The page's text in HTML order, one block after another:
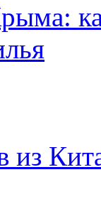
из